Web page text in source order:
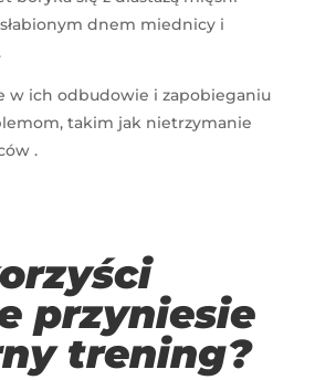
dnem miednicy i
w ich odbudowie i zapobieganiu
takim jak nietrzymanie
.
przyniesie
trening?